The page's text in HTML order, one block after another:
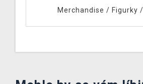
Merchandise / Figurky /